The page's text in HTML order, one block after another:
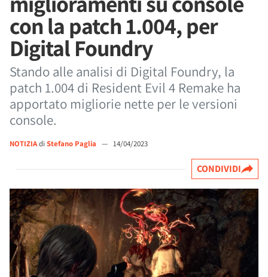
con la patch 1.004, per
Digital Foundry
Stando alle analisi di Digital Foundry, la
patch 1.004 di Resident Evil 4 Remake ha
apportato migliorie nette per le versioni
console.
NOTIZIAdi Stefano Paglia — 14/04/2023
CONDIVIDI